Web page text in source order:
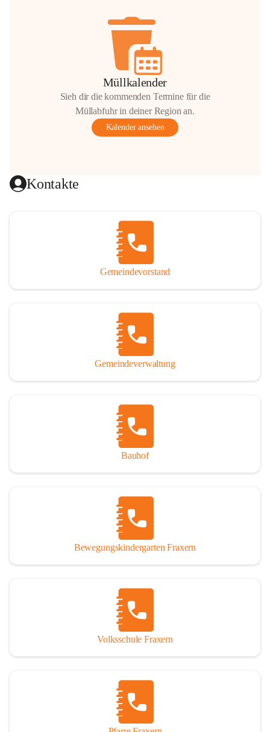
Müllkalender
Sieh dir die kommenden Termine für die
Müllabfuhr in deiner Region an.
Kalender ansehen
Kontakte
Gemeindevorstand
Gemeindeverwaltung
Bauhof
Bewegungskindergarten Fraxern
Volksschule Fraxern